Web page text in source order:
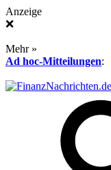
Anzeige
❌
Mehr »
Ad hoc-Mitteilungen: